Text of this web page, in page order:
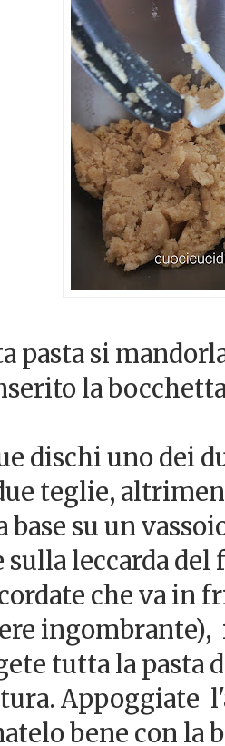
pasta si
la
dischi uno dei
teglie,
base su un
leccarda
che va in
tutta la pasta
Appoggiate
bene con la